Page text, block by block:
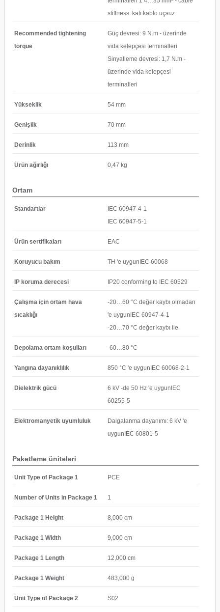
stiffness: katı kablo uçsuz
Recommended tightening
torque
Güç devresi: 9 N.m - üzerinde
vida kelepçesi terminalleri
Sinyalleme devresi: 1,7 N.m -
üzerinde vida kelepçesi
terminalleri
Yükseklik 54 mm
Genişlik 70 mm
Derinlik 113 mm
Ürün ağırlığı 0,47 kg
Ortam
Standartlar
IEC 60947-4-1
IEC 60947-5-1
Ürün sertifikaları EAC
Koruyucu bakım TH 'e uygunIEC 60068
IP koruma derecesi IP20 conforming to IEC 60529
Çalışma için ortam hava
sıcaklığı
-20…60 °C değer kaybı olmadan
'e uygunIEC 60947-4-1
-20…70 °C değer kaybı ile
Depolama ortam koşulları -60…80 °C
Yangına dayanıklılık 850 °C 'e uygunIEC 60068-2-1
Dielektrik gücü
6 kV -de 50 Hz 'e uygunIEC
60255-5
Elektromanyetik uyumluluk
Dalgalanma dayanımı: 6 kV 'e
uygunIEC 60801-5
Paketleme üniteleri
Unit Type of Package 1 PCE
Number of Units in Package 1 1
Package 1 Height 8,000 cm
Package 1 Width 9,000 cm
Package 1 Length 12,000 cm
Package 1 Weight 483,000 g
Unit Type of Package 2 S02